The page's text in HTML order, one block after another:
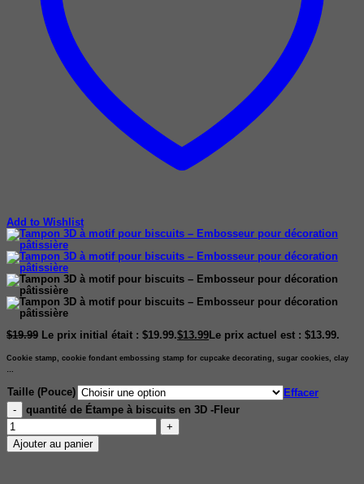
Add to Wishlist
$19.99 Le prix initial était : $19.99.$13.99 Le prix actuel est : $13.99.
Cookie stamp, cookie fondant embossing stamp for cupcake decorating, sugar cookies, clay
Taille (Pouce)
Effacer
quantité de Étampe à biscuits en 3D -Fleur
Ajouter au panier